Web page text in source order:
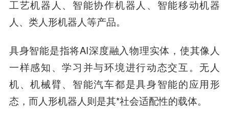
工艺机器人、智能协作机器人、智能移动机器
人、类人形机器人等产品。
具身智能是指将AI深度融入物理实体，使其像人
一样感知、学习并与环境进行动态交互。无人
机、机械臂、智能汽车都是具身智能的应用形
态，而人形机器人则是其*社会适配性的载体。